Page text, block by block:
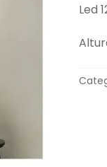
Led